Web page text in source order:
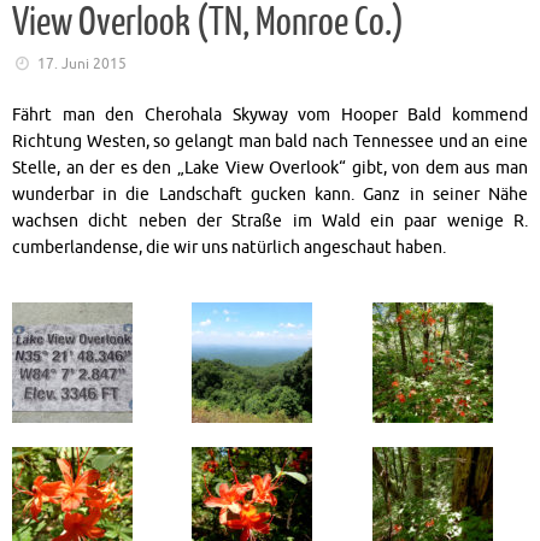
View Overlook (TN, Monroe Co.)
17. Juni 2015
Fährt man den Cherohala Skyway vom Hooper Bald kommend
Richtung Westen, so gelangt man bald nach Tennessee und an eine
Stelle, an der es den „Lake View Overlook“ gibt, von dem aus man
wunderbar in die Landschaft gucken kann. Ganz in seiner Nähe
wachsen dicht neben der Straße im Wald ein paar wenige R.
cumberlandense, die wir uns natürlich angeschaut haben.